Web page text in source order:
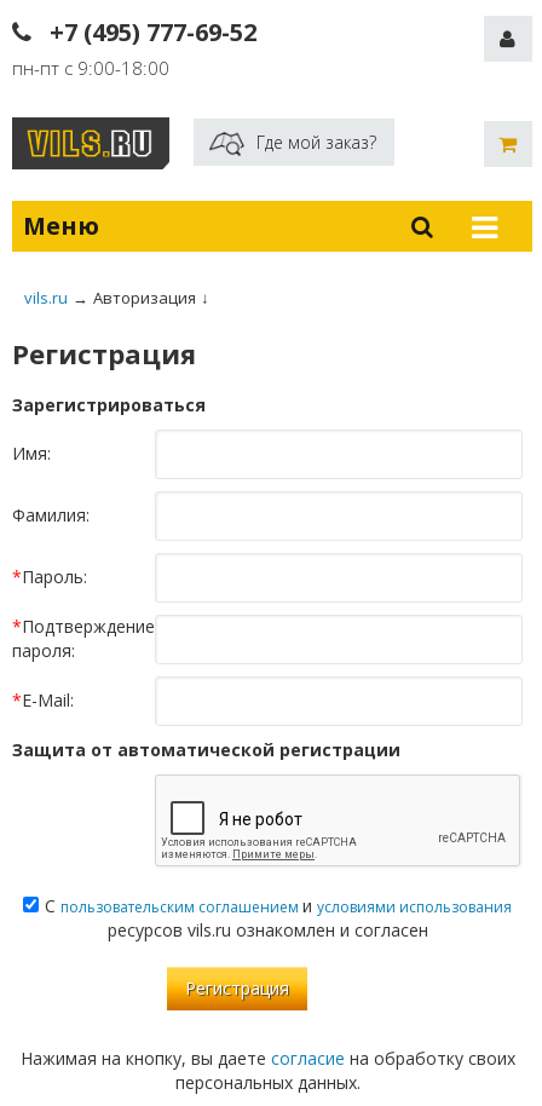
+7 (495) 777-69-52
пн-пт с 9:00-18:00
Где мой заказ?
Меню
vils.ru → Авторизация ↓
Регистрация
Зарегистрироваться
Имя:
Фамилия:
*Пароль:
*Подтверждение
пароля:
*E-Mail:
Защита от автоматической регистрации
С пользовательским соглашением и условиями использования
ресурсов vils.ru ознакомлен и согласен
Нажимая на кнопку, вы даете согласие на обработку своих
персональных данных.